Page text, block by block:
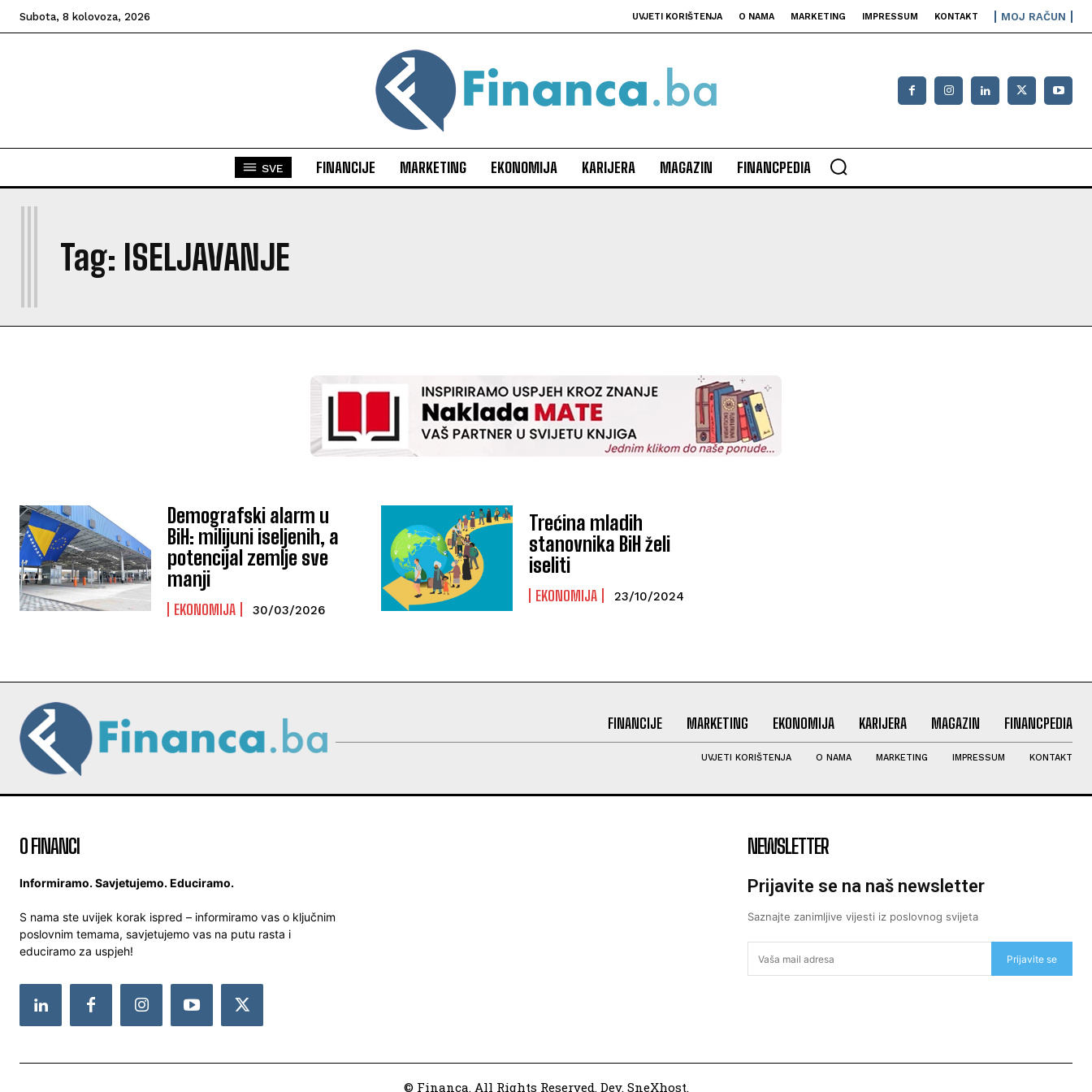
Subota, 8 kolovoza, 2026 UVJETI KORIŠTENJA O NAMA MARKETING IMPRESSUM KONTAKT MOJ RAČUN
SVE FINANCIJE MARKETING EKONOMIJA KARIJERA MAGAZIN FINANCPEDIA
Tag: ISELJAVANJE
I
Demografski alarm u
BiH: milijuni iseljenih, a
potencijal zemlje sve
manji
EKONOMIJA 30/03/2026
Trećina mladih
stanovnika BiH želi
iseliti
EKONOMIJA 23/10/2024
FINANCIJE MARKETING EKONOMIJA KARIJERA MAGAZIN FINANCPEDIA
UVJETI KORIŠTENJA O NAMA MARKETING IMPRESSUM KONTAKT
O FINANCI
Informiramo. Savjetujemo. Educiramo.
S nama ste uvijek korak ispred – informiramo vas o ključnim
poslovnim temama, savjetujemo vas na putu rasta i
educiramo za uspjeh!
NEWSLETTER
Prijavite se na naš newsletter
Saznajte zanimljive vijesti iz poslovnog svijeta
Prijavite se
© Financa. All Rights Reserved. Dev. SneXhost.